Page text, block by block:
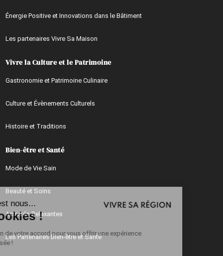
Salut c'est nous...
les Cookies !
On a besoin de votre accord pour vous offrir une expérience
personnalisée !
Énergie Positive et Innovations dans le Bâtiment
Les partenaires Vivre Sa Maison
Vivre la Culture et le Patrimoine
Gastronomie et Patrimoine Culinaire
Culture et Évènements Culturels
Histoire et Traditions
Bien-être et Santé
Mode de Vie Sain
Beauté et Soins
Activités Relaxantes
Les Partenaires Bien-être et Santé